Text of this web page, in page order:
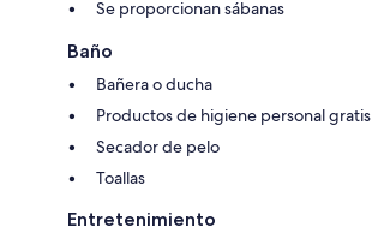
Se proporcionan sábanas
Baño
Bañera o ducha
Productos de higiene personal gratis
Secador de pelo
Toallas
Entretenimiento